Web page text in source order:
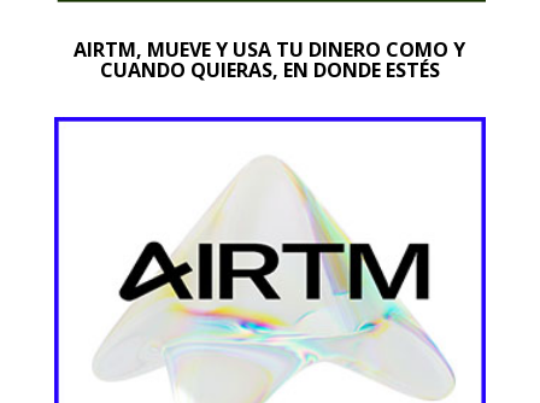
AIRTM, MUEVE Y USA TU DINERO COMO Y
CUANDO QUIERAS, EN DONDE ESTÉS